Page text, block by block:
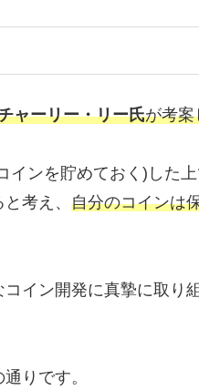
ャーリー・リー氏が考案
インを貯めておく)した
考え、 自分のコインは
イン開発に真摯に取り組
りです。